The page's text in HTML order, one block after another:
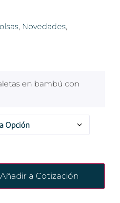
, Novedades,
en bambú con
Añadir a Cotización